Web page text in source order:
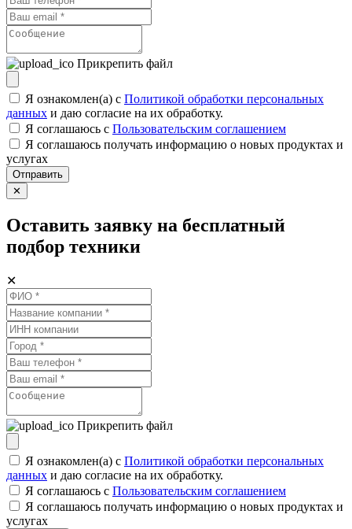
Прикрепить файл
Я ознакомлен(а) с Политикой обработки персональных
данных и даю согласие на их обработку.
Я соглашаюсь c Пользовательским соглашением
Я соглашаюсь получать информацию о новых продуктах и
услугах
Отправить
✕
Оставить заявку на бесплатный
подбор техники
✕
Прикрепить файл
Я ознакомлен(а) с Политикой обработки персональных
данных и даю согласие на их обработку.
Я соглашаюсь c Пользовательским соглашением
Я соглашаюсь получать информацию о новых продуктах и
услугах